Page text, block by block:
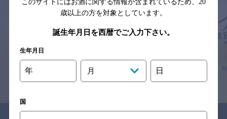
サイトマップ ご意見・ご感想 利用規約
※それぞれのお店のメニューや営業時間などの掲載情報については、
予告なしに変更されることがありますので、
情報提供：ぐるなび
このサイトにはお酒に関する情報が含まれているため、 20
歳以上の方を対象としています。
誕生年月日を西暦でご入力下さい。
生年月日
年 月 日
国